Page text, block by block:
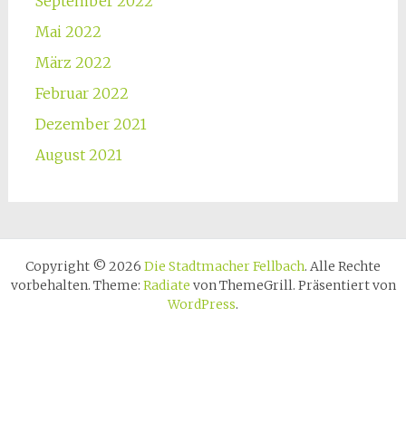
Mai 2022
März 2022
Februar 2022
Dezember 2021
August 2021
Copyright © 2026 Die Stadtmacher Fellbach. Alle Rechte
vorbehalten. Theme: Radiate von ThemeGrill. Präsentiert von
WordPress.